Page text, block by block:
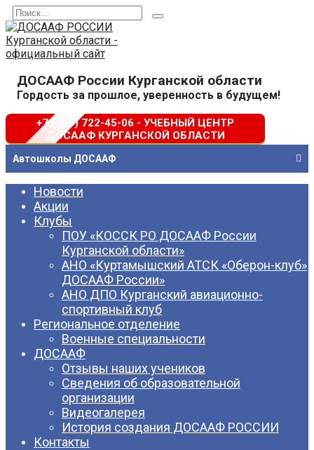
Перейти
к
содержанию
Search
for:
ДОСААФ России Курганской области
Гордость за прошлое, уверенность в будущем!
+7 (909) 722-45-06 - УЧЕБНЫЙ ЦЕНТР
ДОСААФ КУРГАНСКОЙ ОБЛАСТИ
Автошколы ДОСААФ
Новости
Акции
Клубы
ПОУ «КОССК РО ДОСААФ России
Курганской области»
АНО «Куртамышский АТСК «Оберон-клуб»
ДОСААФ России»
АНО ДПО Курганский авиационно-
спортивный клуб
Региональное отделение
Военные специальности
ДОСААФ
Отзывы наших учеников
Сведения об образовательной
организации
Видеогалерея
История создания ДОСААФ РОССИИ
Контакты